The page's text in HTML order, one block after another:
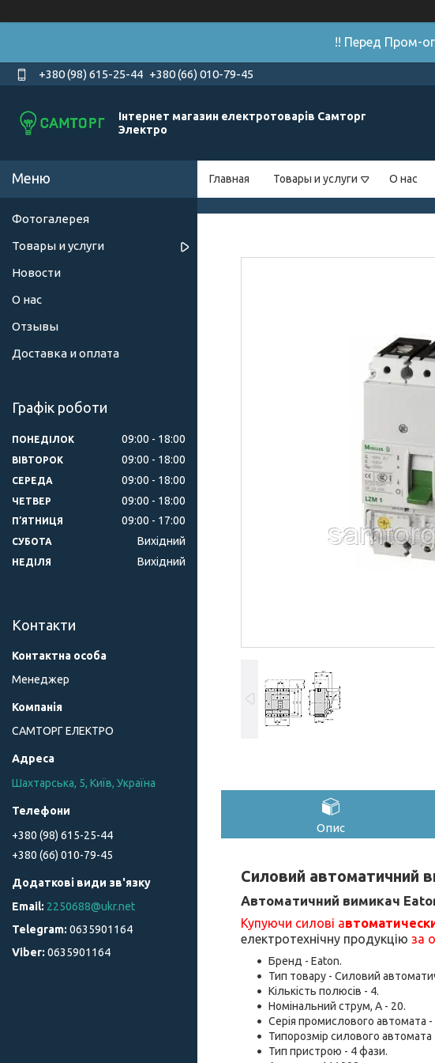
!! Перед Пром-
+380 (98) 615-25-44 +380 (66) 010-79-45
Інтернет магазин електротоварів Самторг
Электро
Главная Товары и услуги О нас
Опис
Силовий автоматичний
Автоматичний вимикач
Купуючи силові а
електротехнічну продукцію за
Бренд - Eaton.
Тип товару - Силовий
Кількість полюсів - 4.
Номінальний струм, А - 20.
Серія промислового автомата -
Типорозмір силового автомата
Тип пристрою - 4 фази.
Фотогалерея
Товары и услуги
Новости
О нас
Отзывы
Доставка и оплата
Графік роботи
ПОНЕДІЛОК 09:00 18:00
ВІВТОРОК 09:00 18:00
СЕРЕДА 09:00 18:00
ЧЕТВЕР 09:00 18:00
ПʼЯТНИЦЯ 09:00 17:00
СУБОТА Вихідний
НЕДІЛЯ Вихідний
Контакти
Менеджер
САМТОРГ ЕЛЕКТРО
Шахтарська, 5, Київ, Україна
+380 (98) 615-25-44
+380 (66) 010-79-45
2250688@ukr.net
0635901164
0635901164